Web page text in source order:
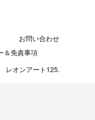
お問い合わせ
＆免責事項
オンアート125.